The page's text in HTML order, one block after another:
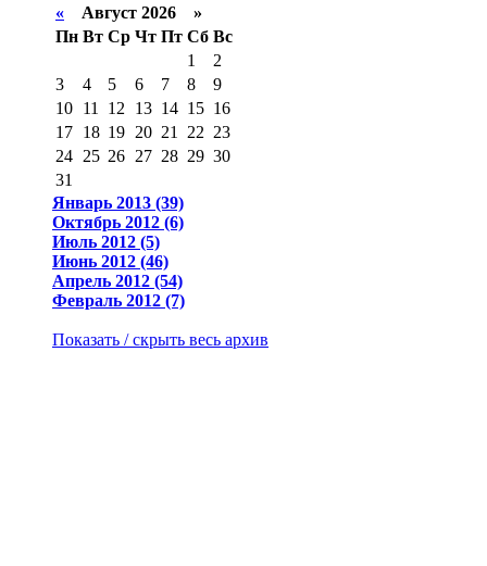
« Август 2026 »
Пн Вт Ср Чт Пт Сб Вс
1
2
3
4 5 6 7 8
9
10 11 12 13 14 15 16
17 18 19 20 21 22 23
24 25 26 27 28 29 30
31
Январь 2013 (39)
Октябрь 2012 (6)
Июль 2012 (5)
Июнь 2012 (46)
Апрель 2012 (54)
Февраль 2012 (7)
Показать / скрыть весь архив